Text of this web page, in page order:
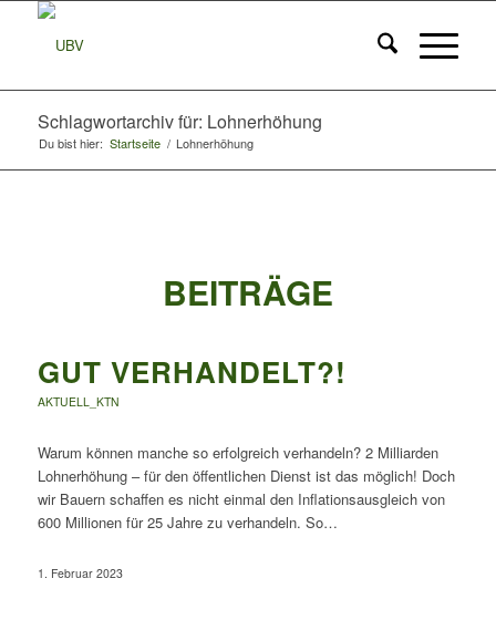
Schlagwortarchiv für: Lohnerhöhung
Du bist hier: Startseite / Lohnerhöhung
BEITRÄGE
GUT VERHANDELT?!
AKTUELL_KTN
Warum können manche so erfolgreich verhandeln? 2 Milliarden
Lohnerhöhung – für den öffentlichen Dienst ist das möglich! Doch
wir Bauern schaffen es nicht einmal den Inflationsausgleich von
600 Millionen für 25 Jahre zu verhandeln. So…
1. Februar 2023